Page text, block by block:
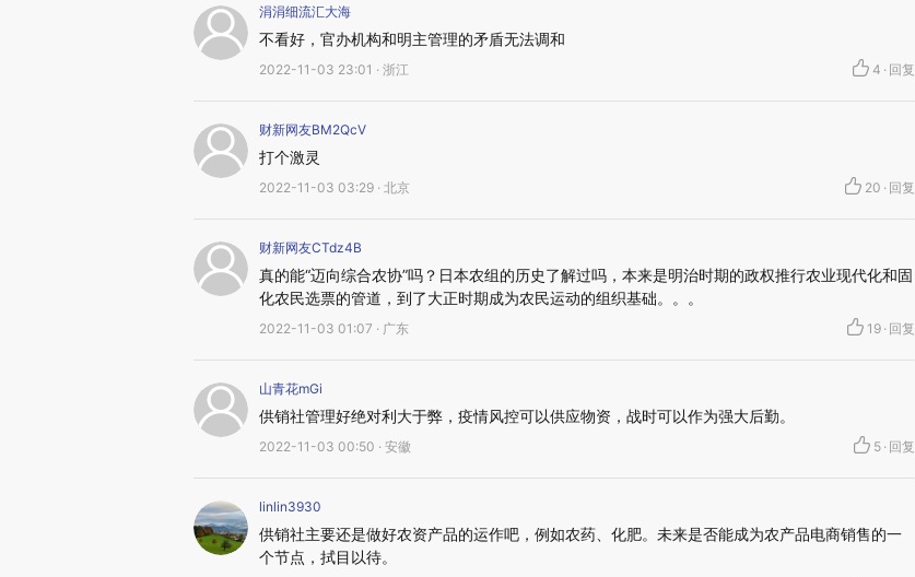
涓涓细流汇大海
不看好，官办机构和明主管理的矛盾无法调和
2022-11-03 23:01 · 浙江 4 · 回复
财新网友BM2QcV
打个激灵
2022-11-03 03:29 · 北京 20 · 回复
财新网友CTdz4B
真的能“迈向综合农协”吗？日本农组的历史了解过吗，本来是明治时期的政权推行农业现代化和固
化农民选票的管道，到了大正时期成为农民运动的组织基础。。。
2022-11-03 01:07 · 广东 19 · 回复
山青花mGi
供销社管理好绝对利大于弊，疫情风控可以供应物资，战时可以作为强大后勤。
2022-11-03 00:50 · 安徽 5 · 回复
linlin3930
供销社主要还是做好农资产品的运作吧，例如农药、化肥。未来是否能成为农产品电商销售的一
个节点，拭目以待。